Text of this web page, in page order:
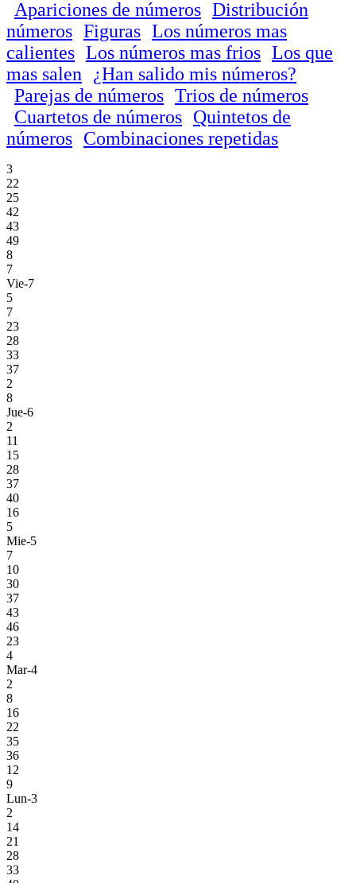
Apariciones de números Distribución
números Figuras Los números mas
calientes Los números mas frios Los que
mas salen
¿Han salido mis números?
Parejas de números Trios de números
Cuartetos de números Quintetos de
números Combinaciones repetidas
3
22
25
42
43
49
8
7
Vie-7
5
7
23
28
33
37
2
8
Jue-6
2
11
15
28
37
40
16
5
Mie-5
7
10
30
37
43
46
23
4
Mar-4
2
8
16
22
35
36
12
9
Lun-3
2
14
21
28
33